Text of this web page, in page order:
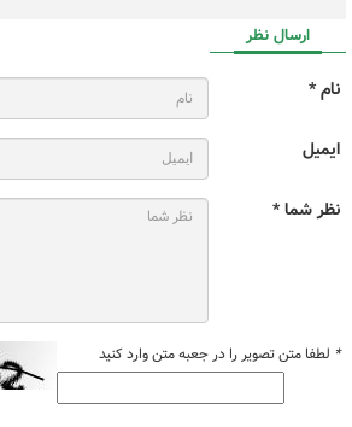
ارسال نظر
نام *
ایمیل
نظر شما *
* لطفا متن تصویر را در جعبه متن وارد کنید